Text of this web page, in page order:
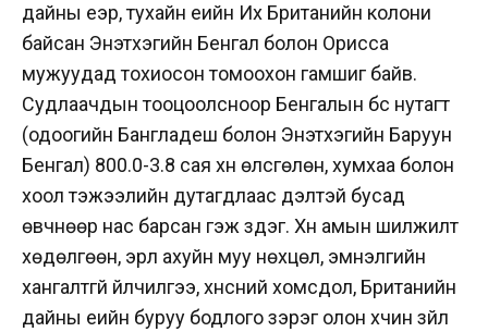
дайны үеэр, тухайн үеийн Их Британийн колони
байсан Энэтхэгийн Бенгал болон Орисса
мужуудад тохиосон томоохон гамшиг байв.
Судлаачдын тооцоолсноор Бенгалын бүс нутагт
(одоогийн Бангладеш болон Энэтхэгийн Баруун
Бенгал) 800.0-3.8 сая хүн өлсгөлөн, хумхаа болон
хоол тэжээлийн дутагдлаас үүдэлтэй бусад
өвчнөөр нас барсан гэж үздэг. Хүн амын шилжилт
хөдөлгөөн, эрүүл ахуйн муу нөхцөл, эмнэлгийн
хангалтгүй үйлчилгээ, хүнсний хомсдол, Британийн
дайны үеийн буруу бодлого зэрэг олон хүчин зүйл